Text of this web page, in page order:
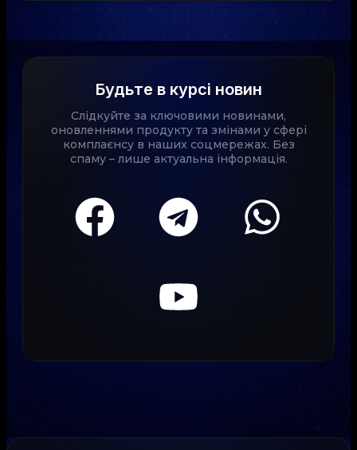
Будьте в курсі новин
Слідкуйте за ключовими новинами,
оновленнями продукту та змінами у сфері
комплаєнсу в наших соцмережах. Без
спаму – лише актуальна інформація.